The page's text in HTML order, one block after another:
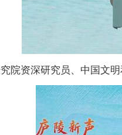
院资深研究员、中国文